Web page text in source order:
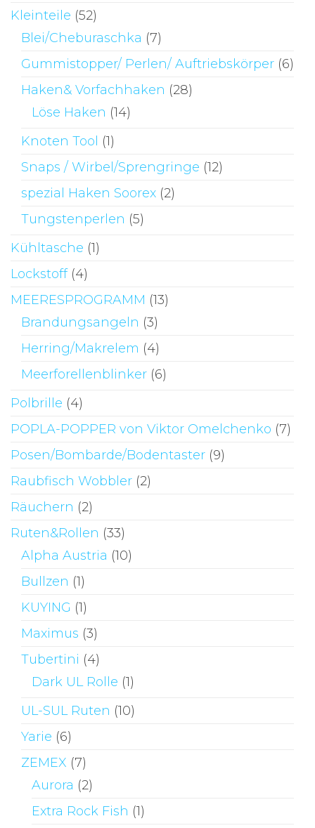
Kleinteile (52)
Blei/Cheburaschka (7)
Gummistopper/ Perlen/ Auftriebskörper (6)
Haken& Vorfachhaken (28)
Löse Haken (14)
Knoten Tool (1)
Snaps / Wirbel/Sprengringe (12)
spezial Haken Soorex (2)
Tungstenperlen (5)
Kühltasche (1)
Lockstoff (4)
MEERESPROGRAMM (13)
Brandungsangeln (3)
Herring/Makrelem (4)
Meerforellenblinker (6)
Polbrille (4)
POPLA-POPPER von Viktor Omelchenko (7)
Posen/Bombarde/Bodentaster (9)
Raubfisch Wobbler (2)
Räuchern (2)
Ruten&Rollen (33)
Alpha Austria (10)
Bullzen (1)
KUYING (1)
Maximus (3)
Tubertini (4)
Dark UL Rolle (1)
UL-SUL Ruten (10)
Yarie (6)
ZEMEX (7)
Aurora (2)
Extra Rock Fish (1)